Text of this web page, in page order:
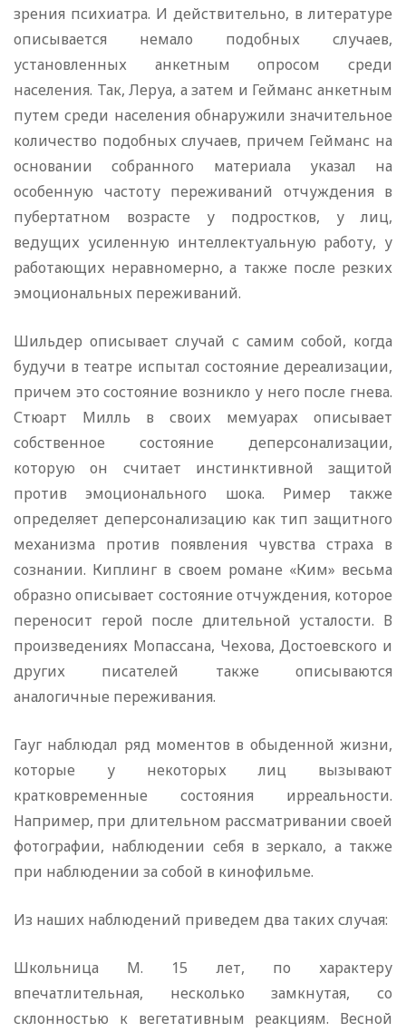
зрения психиатра. И действительно, в литературе
описывается немало подобных случаев,
установленных анкетным опросом среди
населения. Так, Леруа, а затем и Гейманс анкетным
путем среди населения обнаружили значительное
количество подобных случаев, причем Гейманс на
основании собранного материала указал на
особенную частоту переживаний отчуждения в
пубертатном возрасте у подростков, у лиц,
ведущих усиленную интеллектуальную работу, у
работающих неравномерно, а также после резких
эмоциональных переживаний.
Шильдер описывает случай с самим собой, когда
будучи в театре испытал состояние дереализации,
причем это состояние возникло у него после гнева.
Стюарт Милль в своих мемуарах описывает
собственное состояние деперсонализации,
которую он считает инстинктивной защитой
против эмоционального шока. Ример также
определяет деперсонализацию как тип защитного
механизма против появления чувства страха в
сознании. Киплинг в своем романе «Ким» весьма
образно описывает состояние отчуждения, которое
переносит герой после длительной усталости. В
произведениях Мопассана, Чехова, Достоевского и
других писателей также описываются
аналогичные переживания.
Гауг наблюдал ряд моментов в обыденной жизни,
которые у некоторых лиц вызывают
кратковременные состояния ирреальности.
Например, при длительном рассматривании своей
фотографии, наблюдении себя в зеркало, а также
при наблюдении за собой в кинофильме.
Из наших наблюдений приведем два таких случая:
Школьница М. 15 лет, по характеру
впечатлительная, несколько замкнутая, со
склонностью к вегетативным реакциям. Весной